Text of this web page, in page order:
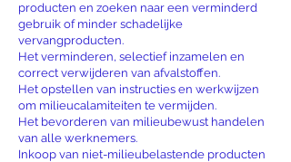
producten en zoeken naar een verminderd
gebruik of minder schadelijke
vervangproducten.
Het verminderen, selectief inzamelen en
correct verwijderen van afvalstoffen.
Het opstellen van instructies en werkwijzen
om milieucalamiteiten te vermijden.
Het bevorderen van milieubewust handelen
van alle werknemers.
Inkoop van niet-milieubelastende producten